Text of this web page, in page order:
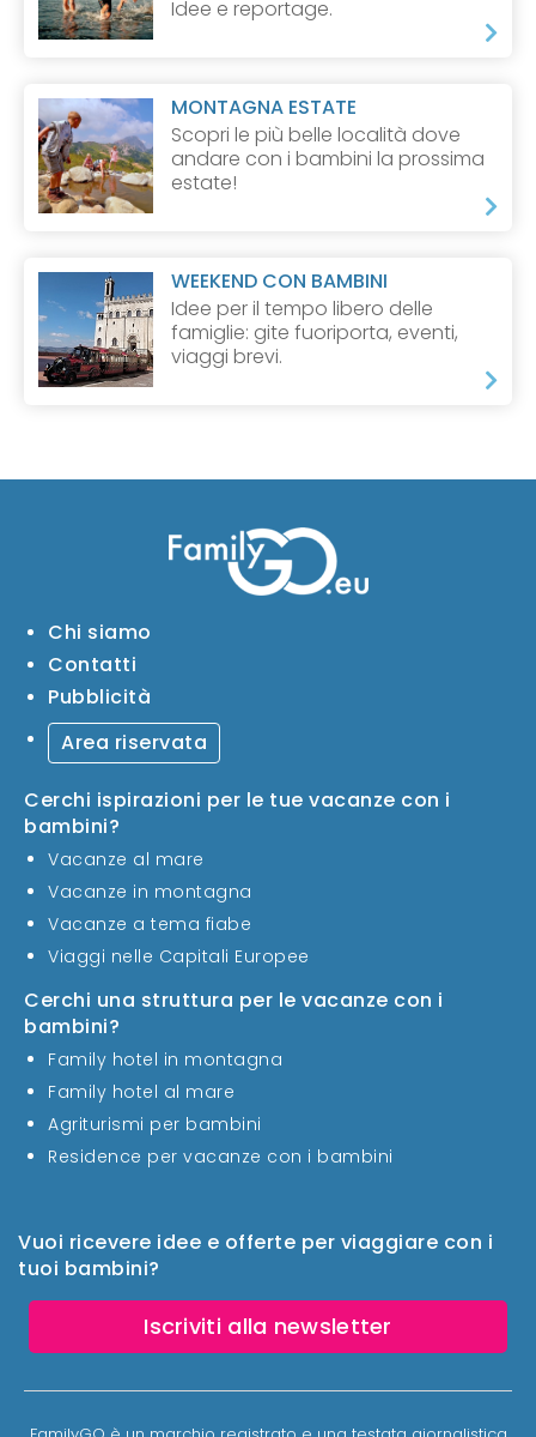
Idee e reportage.
MONTAGNA ESTATE
Scopri le più belle località dove
andare con i bambini la prossima
estate!
WEEKEND CON BAMBINI
Idee per il tempo libero delle
famiglie: gite fuoriporta, eventi,
viaggi brevi.
Vuoi ricevere idee e offerte per viaggiare con i
tuoi bambini?
Iscriviti alla newsletter
Chi siamo
Contatti
Pubblicità
Area riservata
Cerchi ispirazioni per le tue vacanze con i
bambini?
Vacanze al mare
Vacanze in montagna
Vacanze a tema fiabe
Viaggi nelle Capitali Europee
Cerchi una struttura per le vacanze con i
bambini?
Family hotel in montagna
Family hotel al mare
Agriturismi per bambini
Residence per vacanze con i bambini